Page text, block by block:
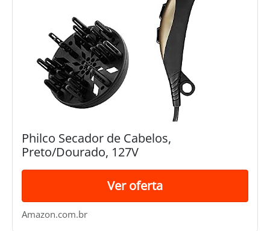
Philco Secador de Cabelos,
Preto/Dourado, 127V
Ver oferta
Amazon.com.br